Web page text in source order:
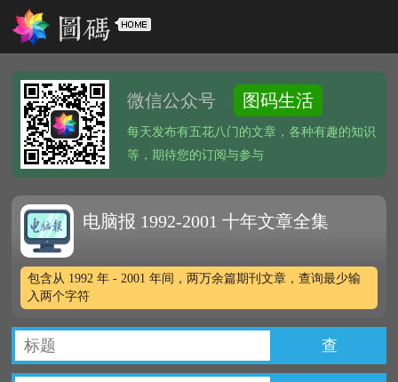
微信公众号 图码生活
每天发布有五花八门的文章，各种有趣的知识
等，期待您的订阅与参与
电脑报 1992-2001 十年文章全集
包含从 1992 年 - 2001 年间，两万余篇期刊文章，查询最少输
入两个字符
查